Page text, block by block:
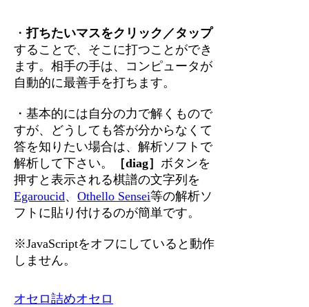
・打ちたいマスをクリック／タップ
することで、そこに打つことができ
ます。相手の手は、コンピュータが
自動的に最善手を打ちます。
・基本的には自分の力で解くもので
すが、どうしても答が分からなくて
答を知りたい場合は、解析ソフトで
解析して下さい。
［diag］ ボタンを
押すと表示される棋譜の文字列を
Egaroucid、Othello Sensei等の解析ソ
フトに貼り付けるのが簡単です。
※JavaScriptをオフにしていると動作
しません。
オセロ詰めオセロ